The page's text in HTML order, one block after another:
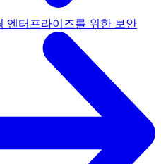
엔터프라이즈를 위한 보안